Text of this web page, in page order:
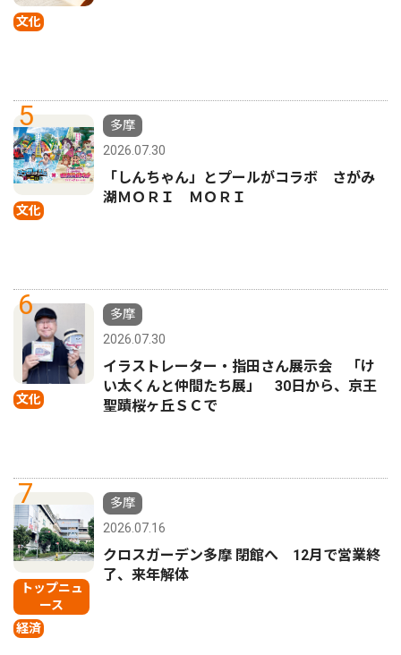
文化
5
文化
多摩
2026.07.30
「しんちゃん」とプールがコラボ さがみ
湖ＭＯＲＩ ＭＯＲＩ
6
文化
多摩
2026.07.30
イラストレーター・指田さん展示会 「け
い太くんと仲間たち展」 30日から、京王
聖蹟桜ヶ丘ＳＣで
7
トップニュ
ース
経済
多摩
2026.07.16
クロスガーデン多摩 閉館へ 12月で営業終
了、来年解体